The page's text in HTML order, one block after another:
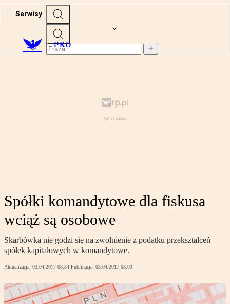
Serwisy
PRO
Spółki komandytowe dla fiskusa
wciąż są osobowe
Skarbówka nie godzi się na zwolnienie z podatku przekształceń
spółek kapitałowych w komandytowe.
Aktualizacja: 03.04.2017 08:34 Publikacja: 03.04.2017 08:03